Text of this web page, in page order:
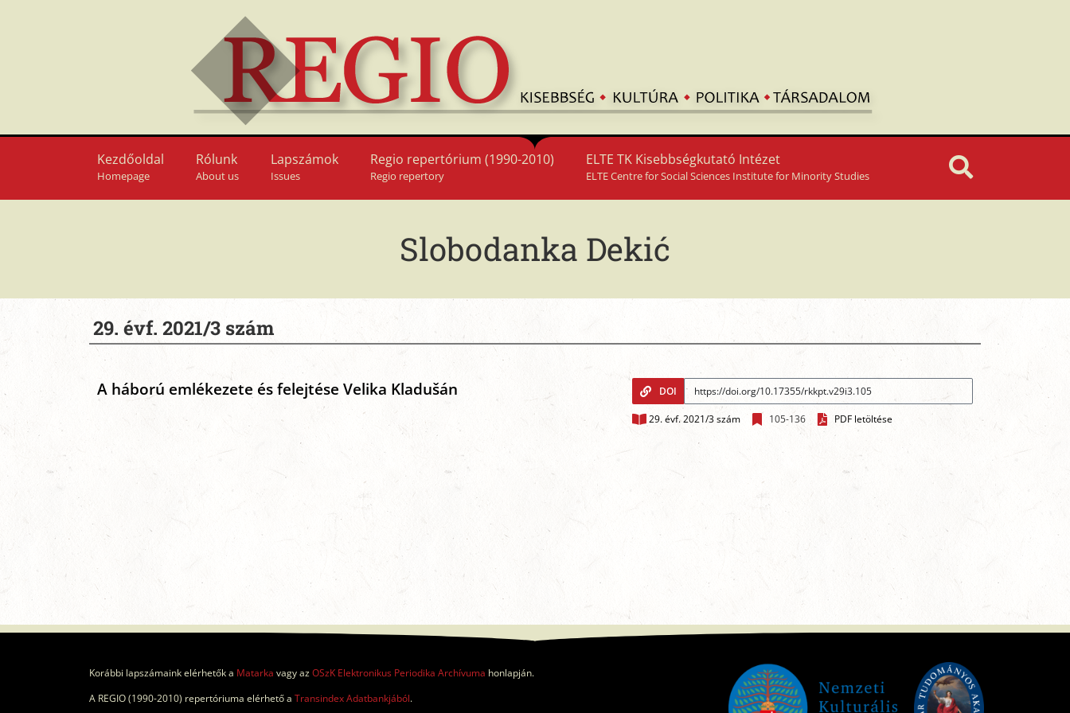
Kezdőoldal
Homepage
Rólunk
About us
Lapszámok
Issues
Regio repertórium (1990-2010)
Regio repertory
ELTE TK Kisebbségkutató Intézet
ELTE Centre for Social Sciences Institute for Minority Studies
Slobodanka Dekić
29. évf. 2021/3 szám
A háború emlékezete és felejtése Velika Kladušán DOI
29. évf. 2021/3 szám 105-136 PDF letöltése
Korábbi lapszámaink elérhetők a Matarka vagy azOSzK Elektronikus Periodika Archívuma honlapján.
A REGIO (1990-2010) repertóriuma elérhető a Transindex Adatbankjából.